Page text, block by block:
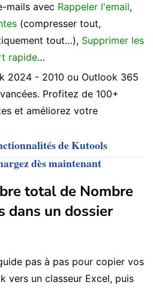
mails avec Rappeler l'email,
(compresser tout,
tout…), Supprimer les
rapide…
2024 - 2010 ou Outlook 365
Profitez de 100+
et améliorez votre
de Kutools
dès maintenant
total de Nombre
dans un dossier
pas à pas pour copier vos
vers un classeur Excel, puis